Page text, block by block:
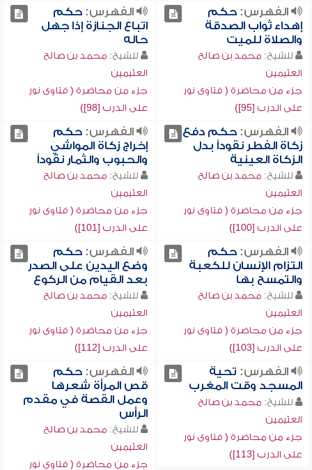
الفهرس:حكم
إهداء ثواب الصدقة
والصلاة للميت
للشيخ: محمد بن صالح
العثيمين
جزء من محاضرة ( فتاوى نور
على الدرب [95])
الفهرس:حكم
اتباع الجنازة إذا جهل
حاله
للشيخ: محمد بن صالح
العثيمين
جزء من محاضرة ( فتاوى نور
على الدرب [98])
الفهرس:حكم دفع
زكاة الفطر نقوداً بدل
الزكاة العينية
للشيخ: محمد بن صالح
العثيمين
جزء من محاضرة ( فتاوى نور
على الدرب [100])
الفهرس:حكم
إخراج زكاة المواشي
والحبوب والثمار نقوداً
للشيخ: محمد بن صالح
العثيمين
جزء من محاضرة ( فتاوى نور
على الدرب [101])
الفهرس:حكم
التزام الإنسان للكعبة
والتمسح بها
للشيخ: محمد بن صالح
العثيمين
جزء من محاضرة ( فتاوى نور
على الدرب [103])
الفهرس:حكم
وضع اليدين على الصدر
بعد القيام من الركوع
للشيخ: محمد بن صالح
العثيمين
جزء من محاضرة ( فتاوى نور
على الدرب [112])
الفهرس: تحية
المسجد وقت المغرب
للشيخ: محمد بن صالح
العثيمين
جزء من محاضرة ( فتاوى نور
على الدرب [113])
الفهرس:حكم
قص المرأة شعرها
وعمل القصة في مقدم
الرأس
للشيخ: محمد بن صالح
العثيمين
جزء من محاضرة ( فتاوى نور